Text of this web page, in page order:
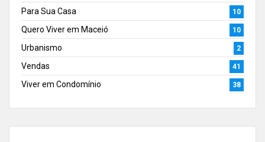
Para Sua Casa 10
Quero Viver em Maceió 10
Urbanismo 2
Vendas 41
Viver em Condomínio 38